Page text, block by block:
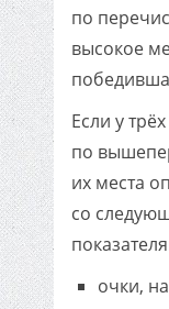
по
высокое
Если у
по
их места
со
очки,